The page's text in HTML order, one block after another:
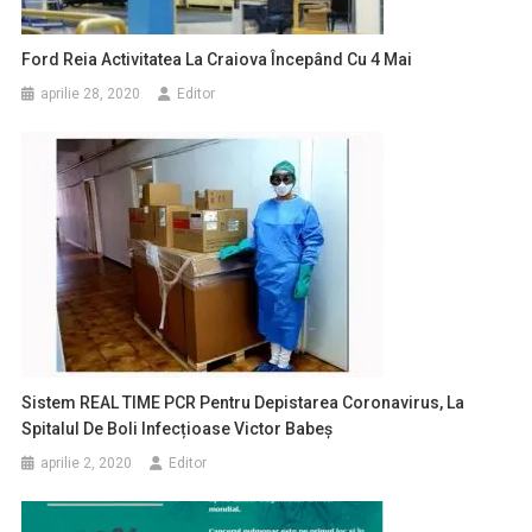
Ford Reia Activitatea La Craiova Începând Cu 4 Mai
aprilie 28, 2020 Editor
Sistem REAL TIME PCR Pentru Depistarea Coronavirus, La
Spitalul De Boli Infecțioase Victor Babeș
aprilie 2, 2020 Editor